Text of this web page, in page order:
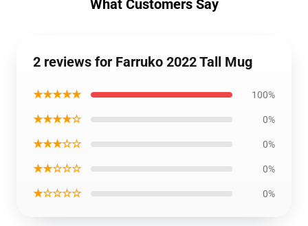
What Customers Say
2 reviews for Farruko 2022 Tall Mug
★★★★★ 100%
★★★★☆ 0%
★★★☆☆ 0%
★★☆☆☆ 0%
★☆☆☆☆ 0%